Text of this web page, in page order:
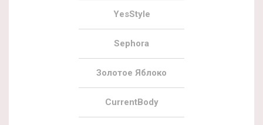
YesStyle
Sephora
Золотое Яблоко
CurrentBody